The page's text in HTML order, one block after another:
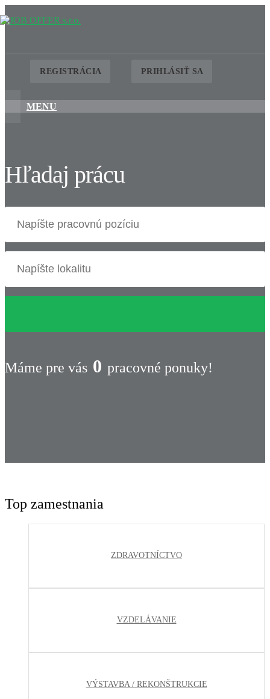
REGISTRÁCIA PRIHLÁSIŤ SA
MENU
Hľadaj prácu
Máme pre vás 0 pracovné ponuky!
Top zamestnania
ZDRAVOTNÍCTVO
VZDELÁVANIE
VÝSTAVBA / REKONŠTRUKCIE